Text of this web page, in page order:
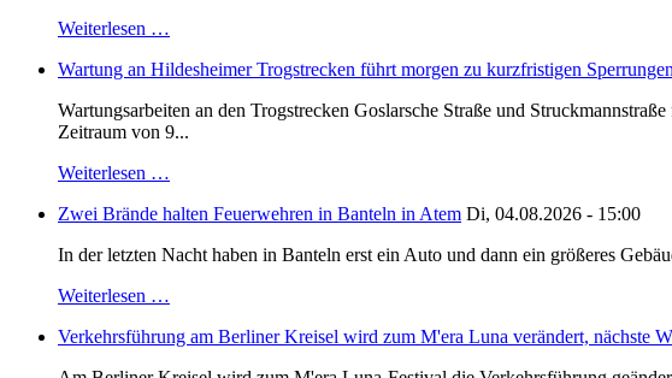
Weiterlesen …
Wartung an Hildesheimer Trogstrecken führt morgen zu kurzfristigen Sperrungen
Wartungsarbeiten an den Trogstrecken Goslarsche Straße und
Zeitraum von 9...
Weiterlesen …
Zwei Brände halten Feuerwehren in Banteln in Atem Di, 04.08.2026 - 15:00
In der letzten Nacht haben in Banteln erst ein Auto und dann ein größeres
Weiterlesen …
Verkehrsführung am Berliner Kreisel wird zum M'era Luna verändert, nächste